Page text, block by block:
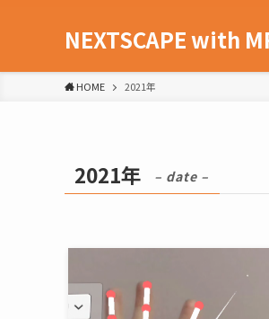
NEXTSCAPE with
HOME 2021年
2021年 – date –